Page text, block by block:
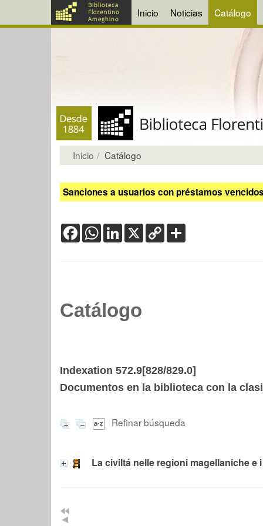
Inicio Noticias Catálogo
Inicio Catálogo
Sanciones a usuarios con préstamos
FacebookWhatsApp
LinkedIn
X Copy
Link
Catálogo
Indexation 572.9[828/829.0]
Documentos en la biblioteca con la
Refinar búsqueda
La civiltá nelle regioni magellaniche e